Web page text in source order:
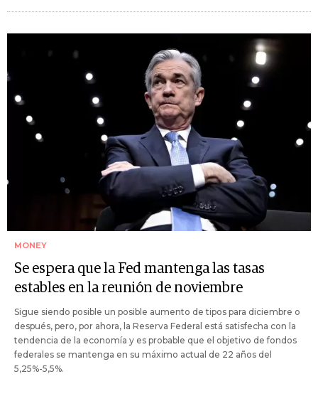
MONEY
Se espera que la Fed mantenga las tasas
estables en la reunión de noviembre
Sigue siendo posible un posible aumento de tipos para diciembre o
después, pero, por ahora, la Reserva Federal está satisfecha con la
tendencia de la economía y es probable que el objetivo de fondos
federales se mantenga en su máximo actual de 22 años del
5,25%-5,5%.